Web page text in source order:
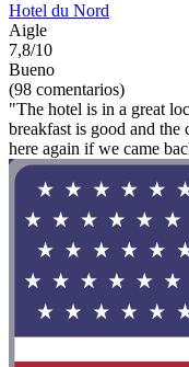
Hotel du Nord
Aigle
7,8/10
Bueno
(98 comentarios)
"The hotel is in a great
breakfast is good and
here again if we came